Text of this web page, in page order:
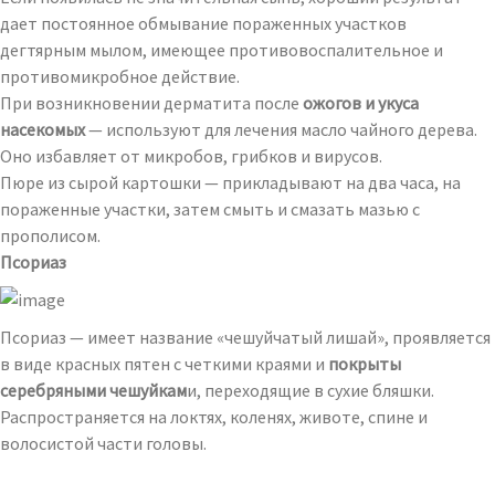
дает постоянное обмывание пораженных участков
дегтярным мылом, имеющее противовоспалительное и
противомикробное действие.
При возникновении дерматита после ожогов и укуса
насекомых— используют для лечения масло чайного дерева.
Оно избавляет от микробов, грибков и вирусов.
Пюре из сырой картошки — прикладывают на два часа, на
пораженные участки, затем смыть и смазать мазью с
прополисом.
Псориаз
Псориаз — имеет название «чешуйчатый лишай», проявляется
в виде красных пятен с четкими краями и покрыты
серебряными чешуйками, переходящие в сухие бляшки.
Распространяется на локтях, коленях, животе, спине и
волосистой части головы.